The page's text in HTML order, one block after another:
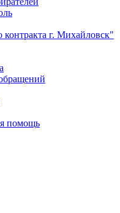
контракта г. Михайловск"
помощь